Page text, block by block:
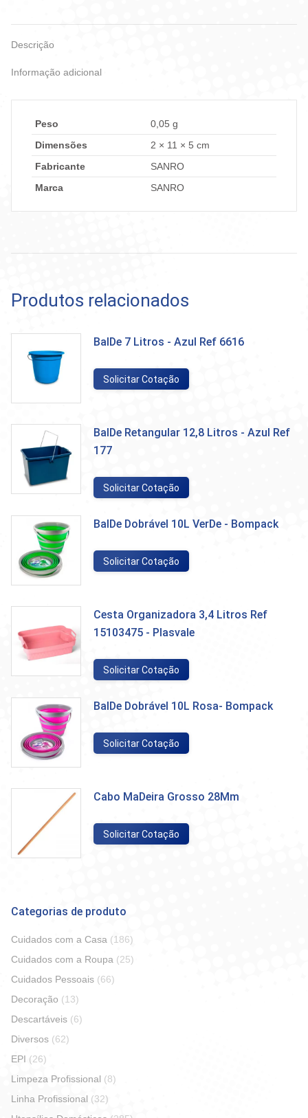
Descrição
Informação adicional
Peso
0,05 g
Dimensões
2 × 11 × 5 cm
Fabricante
SANRO
Marca
SANRO
Produtos relacionados
BalDe 7 Litros - Azul Ref 6616
Solicitar Cotação
BalDe Retangular 12,8 Litros - Azul Ref
177
Solicitar Cotação
BalDe Dobrável 10L VerDe - Bompack
Solicitar Cotação
Cesta Organizadora 3,4 Litros Ref
15103475 - Plasvale
Solicitar Cotação
BalDe Dobrável 10L Rosa- Bompack
Solicitar Cotação
Cabo MaDeira Grosso 28Mm
Solicitar Cotação
Categorias de produto
Cuidados com a Casa (186)
Cuidados com a Roupa (25)
Cuidados Pessoais (66)
Decoração (13)
Descartáveis (6)
Diversos (62)
EPI (26)
Limpeza Profissional (8)
Linha Profissional (32)